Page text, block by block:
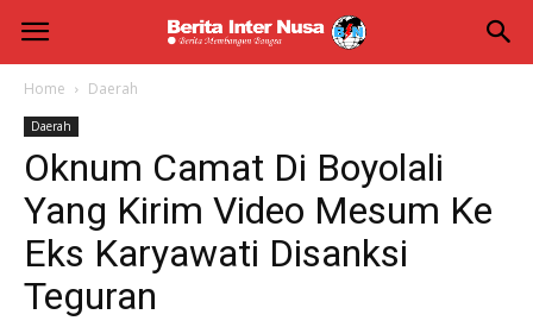
Berita
Inter
Nusa
Home Daerah
Daerah
Oknum Camat Di Boyolali
Yang Kirim Video Mesum Ke
Eks Karyawati Disanksi
Teguran